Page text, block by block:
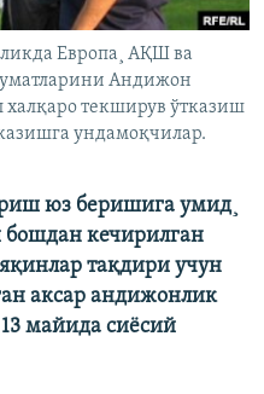
Европа¸ АҚШ ва
Андижон
халқаро текширув ўтказиш
ундамоқчилар.
юз беришига умид¸
кечирилган
тақдири учун
аксар андижонлик
майида сиëсий